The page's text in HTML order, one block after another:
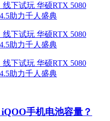
手机电池容量？